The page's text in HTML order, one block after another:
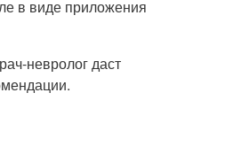
в виде приложения
невролог даст